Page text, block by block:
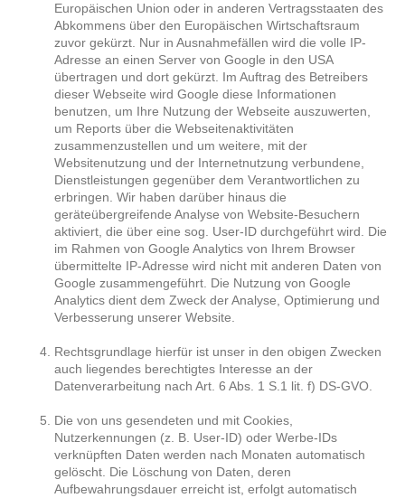
Europäischen Union oder in anderen Vertragsstaaten des
Abkommens über den Europäischen Wirtschaftsraum
zuvor gekürzt. Nur in Ausnahmefällen wird die volle IP-
Adresse an einen Server von Google in den USA
übertragen und dort gekürzt. Im Auftrag des Betreibers
dieser Webseite wird Google diese Informationen
benutzen, um Ihre Nutzung der Webseite auszuwerten,
um Reports über die Webseitenaktivitäten
zusammenzustellen und um weitere, mit der
Websitenutzung und der Internetnutzung verbundene,
Dienstleistungen gegenüber dem Verantwortlichen zu
erbringen. Wir haben darüber hinaus die
geräteübergreifende Analyse von Website-Besuchern
aktiviert, die über eine sog. User-ID durchgeführt wird. Die
im Rahmen von Google Analytics von Ihrem Browser
übermittelte IP-Adresse wird nicht mit anderen Daten von
Google zusammengeführt. Die Nutzung von Google
Analytics dient dem Zweck der Analyse, Optimierung und
Verbesserung unserer Website.
Rechtsgrundlage hierfür ist unser in den obigen Zwecken
auch liegendes berechtigtes Interesse an der
Datenverarbeitung nach Art. 6 Abs. 1 S.1 lit. f) DS-GVO.
Die von uns gesendeten und mit Cookies,
Nutzerkennungen (z. B. User-ID) oder Werbe-IDs
verknüpften Daten werden nach Monaten automatisch
gelöscht. Die Löschung von Daten, deren
Aufbewahrungsdauer erreicht ist, erfolgt automatisch